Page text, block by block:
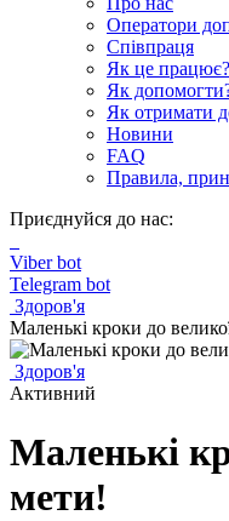
Оператори
Співпраця
Як це працює?
Як
Як отримати
Новини
FAQ
Правила,
Приєднуйся до нас:
Viber bot
Telegram bot
Здоров'я
Маленькі кроки до
Здоров'я
Активний
Маленькі
мети!